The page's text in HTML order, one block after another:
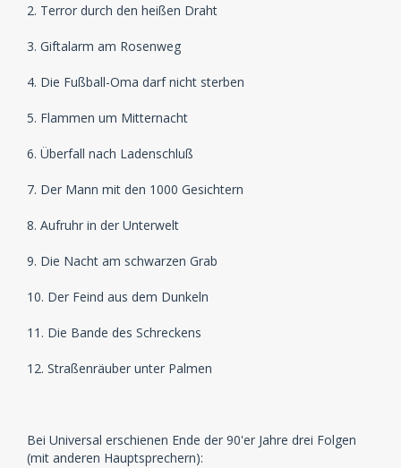
2. Terror durch den heißen Draht
3. Giftalarm am Rosenweg
4. Die Fußball-Oma darf nicht sterben
5. Flammen um Mitternacht
6. Überfall nach Ladenschluß
7. Der Mann mit den 1000 Gesichtern
8. Aufruhr in der Unterwelt
9. Die Nacht am schwarzen Grab
10. Der Feind aus dem Dunkeln
11. Die Bande des Schreckens
12. Straßenräuber unter Palmen
Bei Universal erschienen Ende der 90'er Jahre drei Folgen
(mit anderen Hauptsprechern):